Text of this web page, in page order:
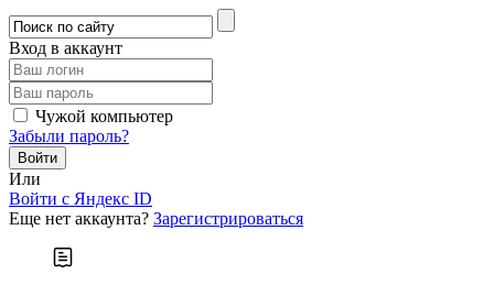
Вход в аккаунт
Чужой компьютер
Забыли пароль?
Или
Войти c Яндекс ID
Еще нет аккаунта? Зарегистрироваться